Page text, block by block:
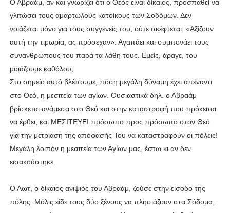
Ο Αβραάμ, αν και γνωρίζει ότι ο Θεός είναι δίκαιος, προσπαθεί να
γλιτώσει τους αμαρτωλούς κατοίκους των Σοδόμων. Δεν
νοιάζεται μόνο για τους συγγενείς του, ούτε σκέφτεται: «Αξίζουν
αυτή την τιμωρία, ας πρόσεχαν». Αγαπάει και συμπονάει τους
συνανθρώπους του παρά τα λάθη τους. Εμείς, άραγε, του
μοιάζουμε καθόλου;
Στο σημείο αυτό βλέπουμε, πόση μεγάλη δύναμη έχει απέναντι
στο Θεό, η μεσιτεία των αγίων. Ουσιαστικά δηλ. ο Αβραάμ
βρίσκεται ανάμεσα στο Θεό και στην καταστροφή που πρόκειται
να έρθει, και ΜΕΣΙΤΕΥΕΙ πρόσωπο προς πρόσωπο στον Θεό
για την μετρίαση της απόφασής Του να καταστραφούν οι πόλεις!
Μεγάλη λοιπόν η μεσιτεία των Αγίων μας, έστω κι αν δεν
εισακούστηκε.
Ο Λωτ, ο δίκαιος ανιψιός του Αβραάμ, ζούσε στην είσοδο της
πόλης. Μόλις είδε τους δύο ξένους να πλησιάζουν στα Σόδομα,